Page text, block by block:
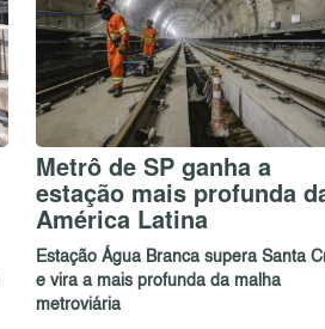
Metrô de SP ganha a
estação mais profunda
América Latina
Estação Água Branca supera Santa
e vira a mais profunda da malha
metroviária